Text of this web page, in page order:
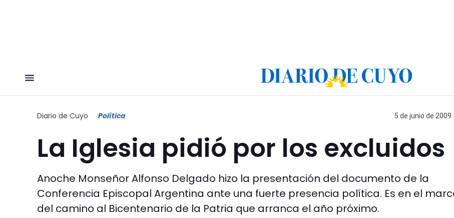
Diario de Cuyo Política 5 de junio de 2009
La Iglesia pidió por los excluidos
Anoche Monseñor Alfonso Delgado hizo la presentación del documento de la
Conferencia Episcopal Argentina ante una fuerte presencia política. Es en el
del camino al Bicentenario de la Patria que arranca el año próximo.